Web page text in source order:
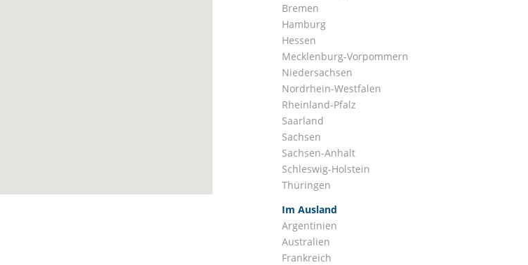
Bremen
Hamburg
Hessen
Mecklenburg-Vorpommern
Niedersachsen
Nordrhein-Westfalen
Rheinland-Pfalz
Saarland
Sachsen
Sachsen-Anhalt
Schleswig-Holstein
Thüringen
Im Ausland
Argentinien
Australien
Frankreich